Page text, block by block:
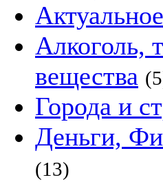
Актуальное
Алкоголь,
вещества
Города и
Деньги,
(13)